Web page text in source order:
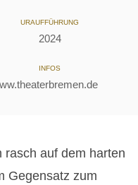
URAUFFÜHRUNG
2024
INFOS
rasch auf dem harten
Gegensatz zum